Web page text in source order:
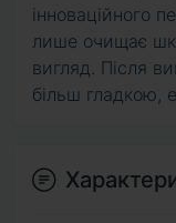
інноваційного
лише очищає
вигляд. Після
більш гладкою,